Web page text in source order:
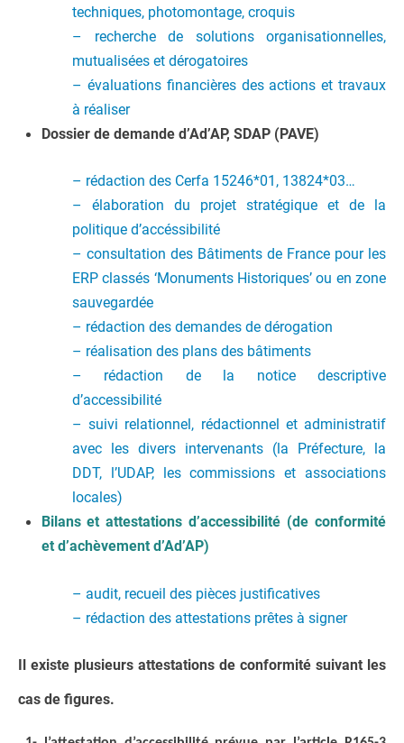
techniques, photomontage, croquis
– recherche de solutions organisationnelles,
mutualisées et dérogatoires
– évaluations financières des actions et travaux
à réaliser
Dossier de demande d’Ad’AP, SDAP (PAVE)
– rédaction des Cerfa 15246*01, 13824*03…
– élaboration du projet stratégique et de la
politique d’accéssibilité
– consultation des Bâtiments de France pour les
ERP classés ‘Monuments Historiques’ ou en zone
sauvegardée
– rédaction des demandes de dérogation
– réalisation des plans des bâtiments
– rédaction de la notice descriptive
d’accessibilité
– suivi relationnel, rédactionnel et administratif
avec les divers intervenants (la Préfecture, la
DDT, l’UDAP, les commissions et associations
locales)
Bilans et attestations d’accessibilité (de conformité
et d’achèvement d’Ad’AP)
– audit, recueil des pièces justificatives
– rédaction des attestations prêtes à signer
Il existe plusieurs attestations de conformité suivant les
cas de figures.